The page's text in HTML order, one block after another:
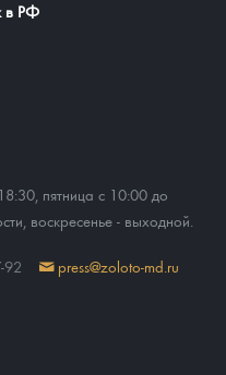
в РФ
пятница с 10:00 до
воскресенье - выходной.
92 press@zoloto-md.ru